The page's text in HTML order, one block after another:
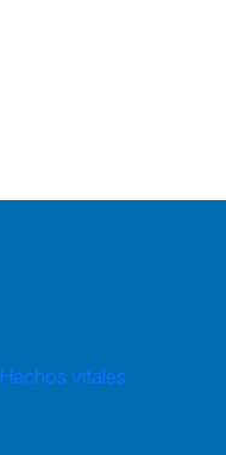
Hechos vitales